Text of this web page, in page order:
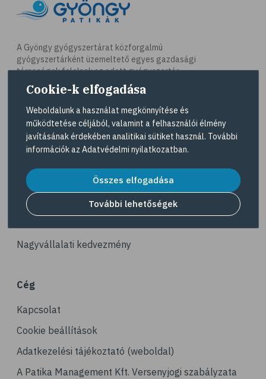
# reformköret
# GI index
# magnézium
# B-vitamin
# folsav
# élelmi rostok
# gluténérzékenység
# gluténmentes
# quinoa
# szelén
# hajdina
# egészséges étrend
# kenyér
# gabona
A Gyöngy gyógyszertárat közforgalmú
gyógyszertárként üzemeltető egyes gazdasági
társaságok felelnek az adott gyógyszertár
működésért. A Gyöngy gyógyszertárak listáját és
elérhetőségeit a Gyógyszertár kereső
tekintheti meg.
Navigáció
Dermokozmetikumok
Gyöngy Patika Magazin
Nagyvállalati kedvezmény
Cég
Kapcsolat
Cookie beállítások
Adatkezelési tájékoztató (weboldal)
A Patika Management Kft. Versenyjogi szabályzata
Cookie-k elfogadása
Weboldalunk a használat megkönnyítése és
működtetése céljából, valamint a felhasználói élmény
javításának érdekében analitikai sütiket használ. További
információk az Adatvédelmi nyilatkozatban.
Összes elfogadása
További lehetőségek